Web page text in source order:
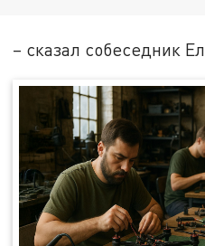
– сказал собеседник